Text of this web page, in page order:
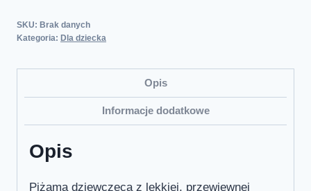
SKU: Brak danych
Kategoria: Dla dziecka
Opis
Informacje dodatkowe
Opis
Piżama dziewczęca z lekkiej, przewiewnej